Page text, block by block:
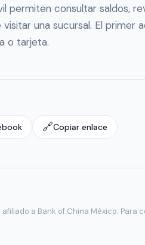
permiten consultar saldos,
una sucursal. El
o tarjeta.
🔗Copiar enlace
a Bank of China México. Para